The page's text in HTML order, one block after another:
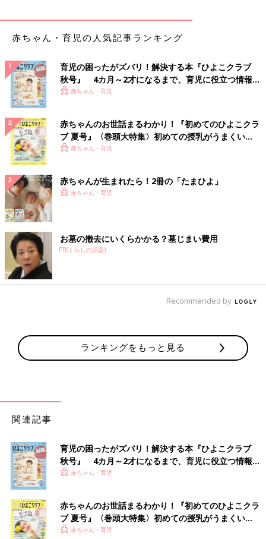
出典：Instagramアカウント「_penco__life」
_penco__lifeさんはニトリで「野菜水切り シャッキリサラダ」を
購入したそうです。サラダ用野菜の水切りが簡単にできて
もなりとても便利なんだそう。くるくる回すのが楽しいのでお手
伝いにもちょうど良さそうですね。
押すだけで簡単！カットできちゃうバターケース
出典：Instagramアカウント「leo_325_」
赤ちゃん・育児の人気記事ランキング
育児の困ったがズバリ！解決する本『ひよこクラブ
秋号』 4カ月～2才になるまで、育児に役立つ情報が
いっぱい！
赤ちゃん・育児
赤ちゃんのお世話まるわかり！『初めてのひよこクラ
ブ 夏号』〈巻頭大特集〉初めての授乳がうまくい
く！ おっぱい・ミルクの基本と夏のトラブル 解決テ
赤ちゃん・育児
赤ちゃんが生まれたら！2冊の「たまひよ」
赤ちゃん・育児
お墓の撤去にいくらかかる？墓じまい費用
PR(くらしの話題)
Recommended by
ランキングをもっと見る
関連記事
育児の困ったがズバリ！解決する本『ひよこクラブ
秋号』 4カ月～2才になるまで、育児に役立つ情報が
いっぱい！
赤ちゃん・育児
赤ちゃんのお世話まるわかり！『初めてのひよこクラ
ブ 夏号』〈巻頭大特集〉初めての授乳がうまくい
く！ おっぱい・ミルクの基本と夏のトラブル 解決テ
赤ちゃん・育児